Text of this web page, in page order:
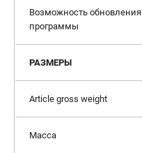
Возможность обновления
программы
РАЗМЕРЫ
Article gross weight
Масса